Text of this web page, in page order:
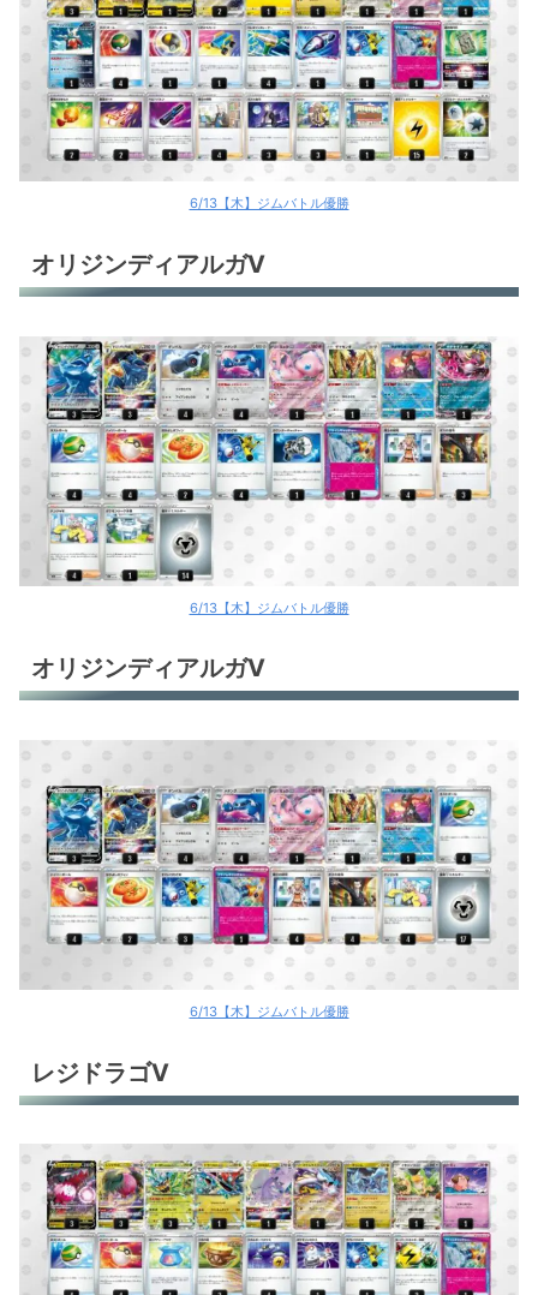
6/13【木】ジムバトル優勝
オリジンディアルガV
6/13【木】ジムバトル優勝
オリジンディアルガV
6/13【木】ジムバトル優勝
レジドラゴV